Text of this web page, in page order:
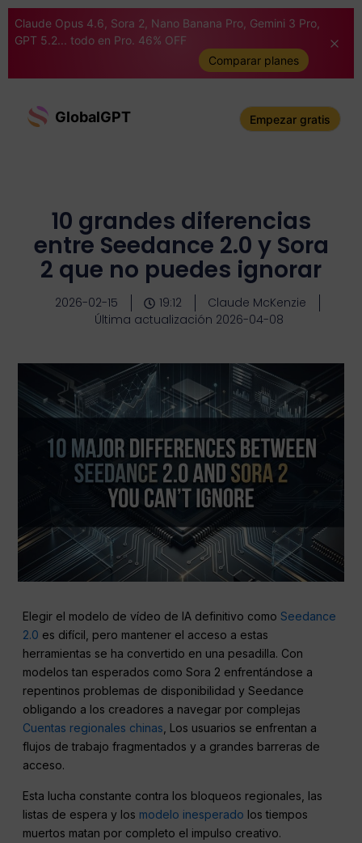
Claude Opus 4.6, Sora 2, Nano Banana Pro, Gemini 3 Pro,
GPT 5.2... todo en Pro. 46% OFF
Comparar planes
GlobalGPT Empezar gratis
10 grandes diferencias
entre Seedance 2.0 y Sora
2 que no puedes ignorar
2026-02-15 19:12
Claude McKenzie
Última actualización 2026-04-08
Elegir el modelo de vídeo de IA definitivo comoSeedance
2.0 es difícil, pero mantener el acceso a estas
herramientas se ha convertido en una pesadilla. Con
modelos tan esperados como Sora 2 enfrentándose a
repentinos problemas de disponibilidad y Seedance
obligando a los creadores a navegar por complejas
Cuentas regionales chinas , Los usuarios se enfrentan a
flujos de trabajo fragmentados y a grandes barreras de
acceso.
Esta lucha constante contra los bloqueos regionales, las
listas de espera y los modelo inesperado los tiempos
muertos matan por completo el impulso creativo.